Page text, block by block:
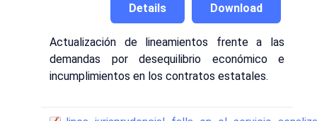
Download
Details
Actualización de lineamientos frente a las
demandas por desequilibrio económico e
incumplimientos en los contratos estatales.